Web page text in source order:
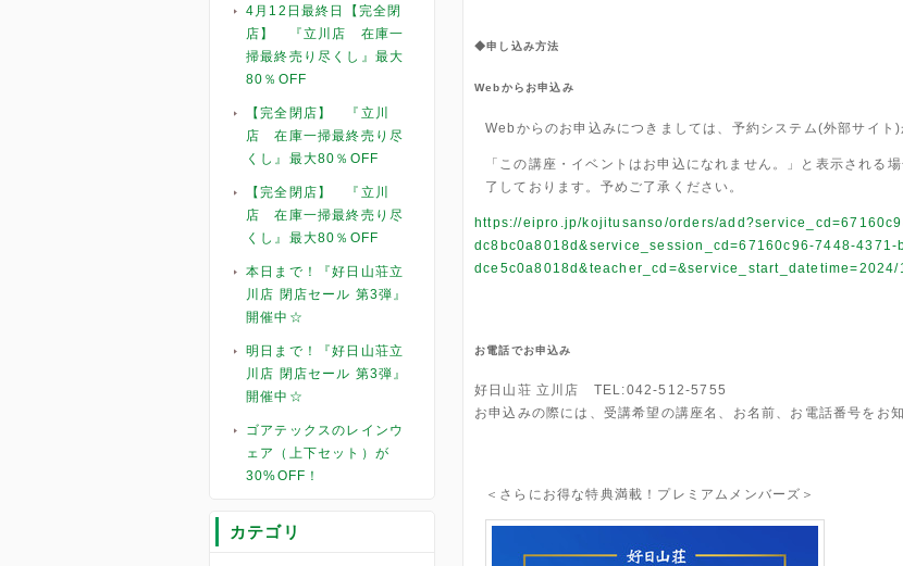
4月12日最終日【完全閉
店】 『立川店 在庫一
掃最終売り尽くし』最大
80％OFF
【完全閉店】 『立川
店 在庫一掃最終売り尽
くし』最大80％OFF
【完全閉店】 『立川
店 在庫一掃最終売り尽
くし』最大80％OFF
本日まで！『好日山荘立
川店 閉店セール 第3弾』
開催中☆
明日まで！『好日山荘立
川店 閉店セール 第3弾』
開催中☆
ゴアテックスのレインウ
ェア（上下セット）が
30%OFF！
カテゴリ
◆申し込み方法
Webからお申込み
Webからのお申込みにつきましては、予約システム(外部サイト)
「この講座・イベントはお申込になれません。」と表示される
了しております。予めご了承ください。
https://eipro.jp/kojitusanso/orders/
dc8bc0a8018d&service_session_cd=67160c96-7448-4371-
お電話でお申込み
好日山荘 立川店 TEL:042-512-5755
お申込みの際には、受講希望の講座名、お名前、お電話番号をお
＜さらにお得な特典満載！プレミアムメンバーズ＞